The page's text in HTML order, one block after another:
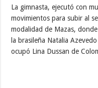
La gimnasta, ejecutó con
movimientos para subir al
modalidad de Mazas,
la brasileña Natalia
ocupó Lina Dussan de